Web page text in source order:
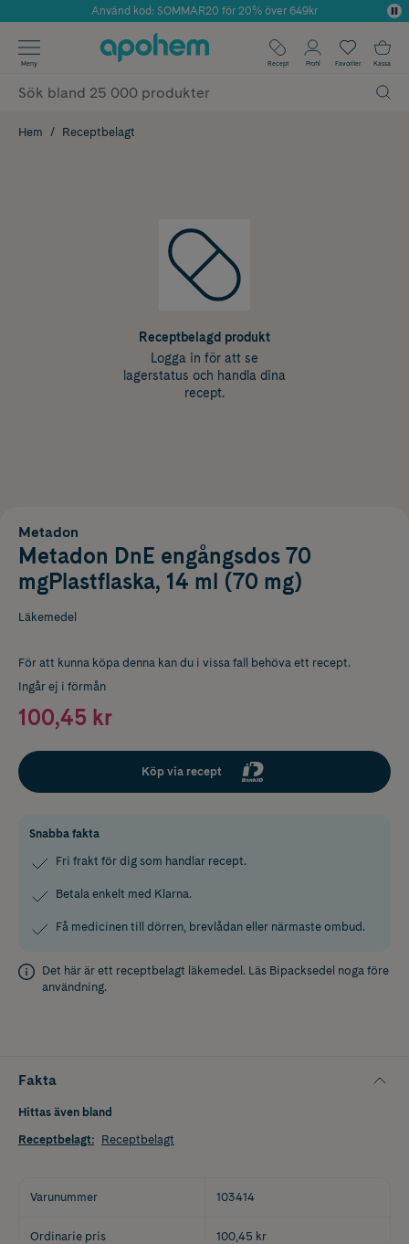
Årets Butik 2025 inom Skönhet
Använd kod: SOMMAR20 för 20% över 649kr
✓ Fri frakt
✓ Poäng på alla köp*
Meny Recept Profil Favoriter Kassa
Hem Receptbelagt
Receptbelagd produkt
Logga in för att se
lagerstatus och handla dina
recept.
Metadon
Metadon DnE engångsdos 70
mgPlastflaska, 14 ml (70 mg)
Läkemedel
För att kunna köpa denna kan du i vissa fall behöva ett recept.
Ingår ej i förmån
100,45 kr
Köp via recept
Snabba fakta
Fri frakt för dig som handlar recept.
Betala enkelt med Klarna.
Få medicinen till dörren, brevlådan eller närmaste ombud.
Det här är ett receptbelagt läkemedel. Läs Bipacksedel noga före
användning.
Fakta
Hittas även bland
Receptbelagt: Receptbelagt
Varunummer 103414
Ordinarie pris 100,45 kr